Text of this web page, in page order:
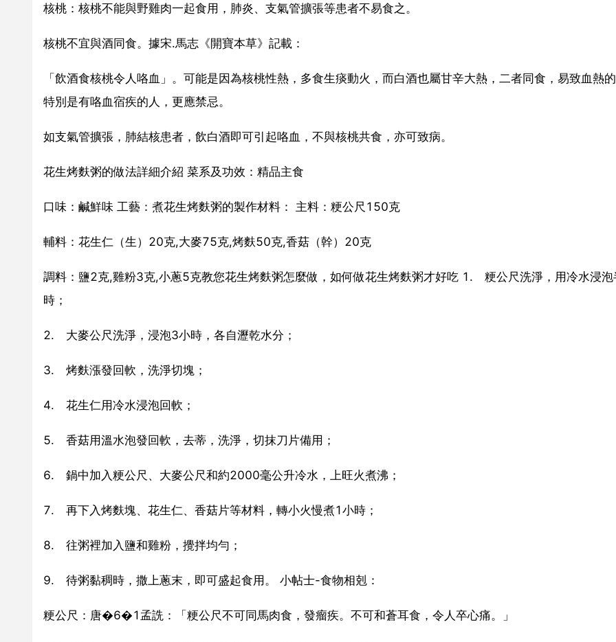
核桃：核桃不能與野雞肉一起食用，肺炎、支氣管擴張等患者不易食之。
核桃不宜與酒同食。據宋.馬志《開寶本草》記載：
「飲酒食核桃令人咯血」。可能是因為核桃性熱，多食生痰動火，而白酒也屬甘辛大熱，二者同食，易致血熱
特別是有咯血宿疾的人，更應禁忌。
如支氣管擴張，肺結核患者，飲白酒即可引起咯血，不與核桃共食，亦可致病。
花生烤麩粥的做法詳細介紹 菜系及功效：精品主食
口味：鹹鮮味 工藝：煮花生烤麩粥的製作材料： 主料：粳公尺150克
輔料：花生仁（生）20克,大麥75克,烤麩50克,香菇（幹）20克
調料：鹽2克,雞粉3克,小蔥5克教您花生烤麩粥怎麼做，如何做花生烤麩粥才好吃 1. 粳公尺洗淨，用冷水浸泡
時；
2. 大麥公尺洗淨，浸泡3小時，各自瀝乾水分；
3. 烤麩漲發回軟，洗淨切塊；
4. 花生仁用冷水浸泡回軟；
5. 香菇用溫水泡發回軟，去蒂，洗淨，切抹刀片備用；
6. 鍋中加入粳公尺、大麥公尺和約2000毫公升冷水，上旺火煮沸；
7. 再下入烤麩塊、花生仁、香菇片等材料，轉小火慢煮1小時；
8. 往粥裡加入鹽和雞粉，攪拌均勻；
9. 待粥黏稠時，撒上蔥末，即可盛起食用。 小帖士-食物相剋：
粳公尺：唐�6�1孟詵：「粳公尺不可同馬肉食，發瘤疾。不可和蒼耳食，令人卒心痛。」